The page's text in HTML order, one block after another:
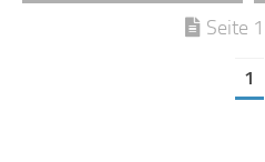
Seite
1